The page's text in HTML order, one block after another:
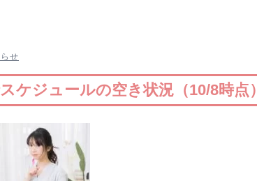
せ
ジュールの空き状況（10/8時点）